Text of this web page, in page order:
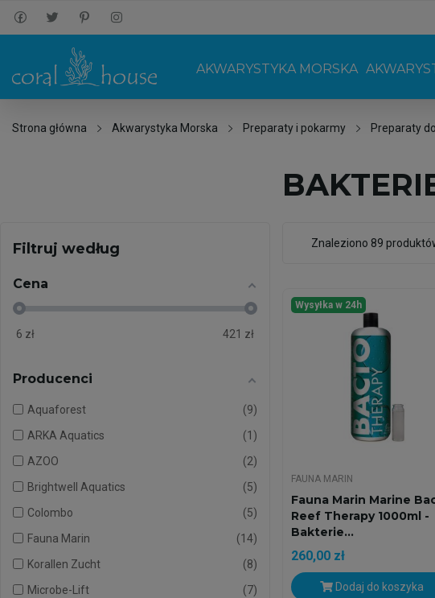
AKWARYSTYKA MORSKA
Strona główna Akwarystyka Morska Preparaty i pokarmy Preparaty
Filtruj według
Cena
6 zł 421 zł
Producenci
Aquaforest
9
ARKA Aquatics
1
AZOO
2
Brightwell Aquatics
5
Colombo
5
Fauna Marin
14
Korallen Zucht
8
Microbe-Lift
7
Znaleziono 89
Wysyłka w 24h
FAUNA MARIN
Fauna Marin Marine
Reef Therapy 1000ml -
Bakterie...
260,00 zł
Dodaj do koszyka